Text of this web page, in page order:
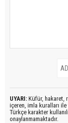
UYARI: Küfür, hakaret,
içeren, imla kuralları ile
Türkçe karakter
onaylanmamaktadır.